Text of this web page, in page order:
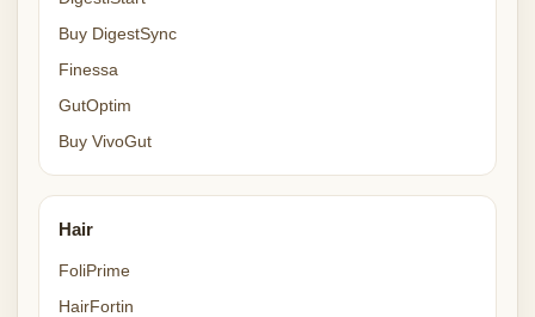
Buy DigestSync
Finessa
GutOptim
Buy VivoGut
Hair
FoliPrime
HairFortin